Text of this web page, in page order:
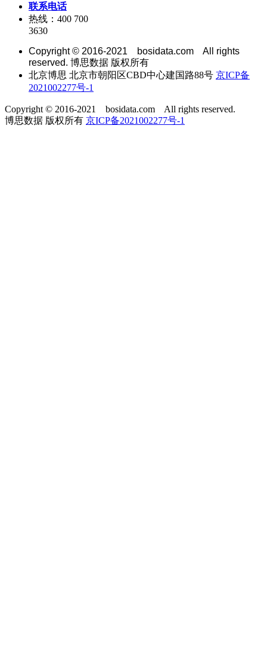
联系电话
热线：400 700
3630
Copyright © 2016-2021 bosidata.com All rights
reserved. 博思数据 版权所有
北京博思 北京市朝阳区CBD中心建国路88号 京ICP备
2021002277号-1
Copyright © 2016-2021 bosidata.com All rights reserved.
博思数据 版权所有 京ICP备2021002277号-1